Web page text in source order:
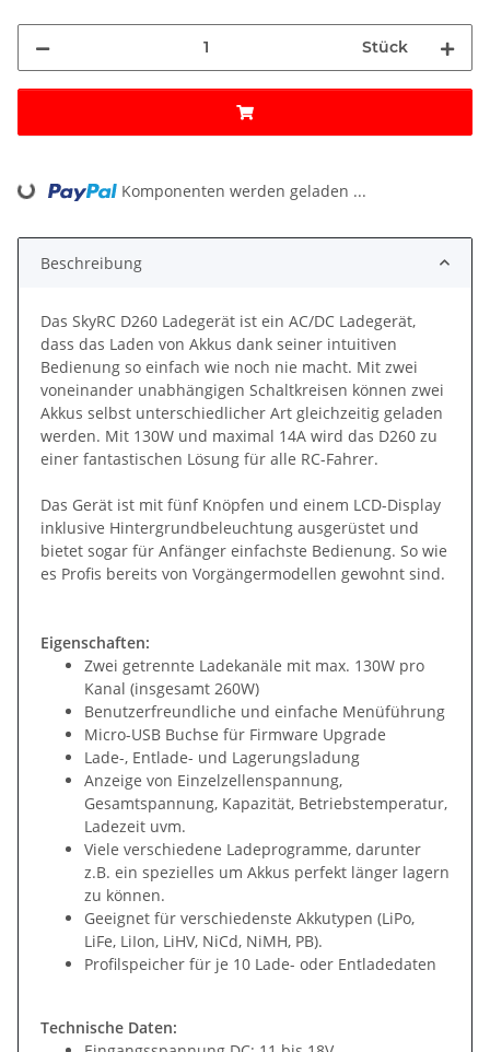
Stück
Loading... Komponenten werden geladen ...
Beschreibung
Das SkyRC D260 Ladegerät ist ein AC/DC Ladegerät,
dass das Laden von Akkus dank seiner intuitiven
Bedienung so einfach wie noch nie macht. Mit zwei
voneinander unabhängigen Schaltkreisen können zwei
Akkus selbst unterschiedlicher Art gleichzeitig geladen
werden. Mit 130W und maximal 14A wird das D260 zu
einer fantastischen Lösung für alle RC-Fahrer.
Das Gerät ist mit fünf Knöpfen und einem LCD-Display
inklusive Hintergrundbeleuchtung ausgerüstet und
bietet sogar für Anfänger einfachste Bedienung. So wie
es Profis bereits von Vorgängermodellen gewohnt sind.
Eigenschaften:
Zwei getrennte Ladekanäle mit max. 130W pro
Kanal (insgesamt 260W)
Benutzerfreundliche und einfache Menüführung
Micro-USB Buchse für Firmware Upgrade
Lade-, Entlade- und Lagerungsladung
Anzeige von Einzelzellenspannung,
Gesamtspannung, Kapazität, Betriebstemperatur,
Ladezeit uvm.
Viele verschiedene Ladeprogramme, darunter
z.B. ein spezielles um Akkus perfekt länger lagern
zu können.
Geeignet für verschiedenste Akkutypen (LiPo,
LiFe, LiIon, LiHV, NiCd, NiMH, PB).
Profilspeicher für je 10 Lade- oder Entladedaten
Technische Daten: